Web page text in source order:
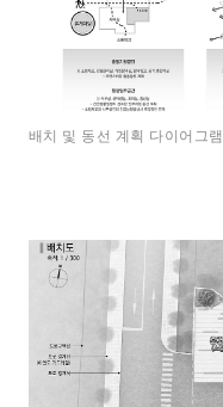
배치 및 동선 계획 다이어그램